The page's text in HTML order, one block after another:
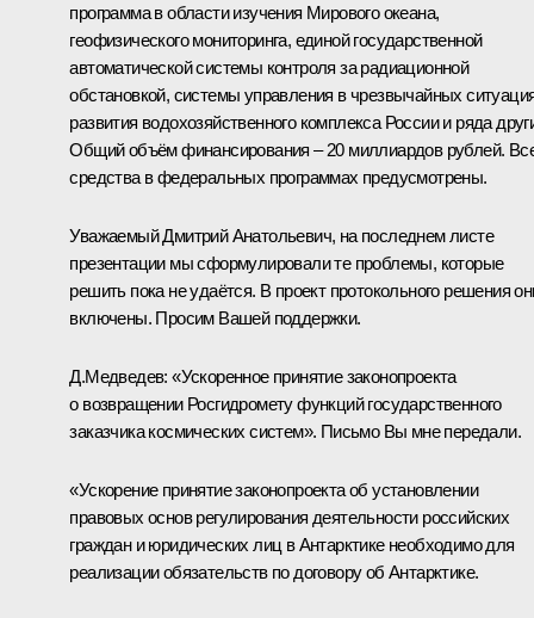
программа в области изучения Мирового океана,
геофизического мониторинга, единой государственной
автоматической системы контроля за радиационной
обстановкой, системы управления в чрезвычайных
развития водохозяйственного комплекса России и ряда
Общий объём финансирования – 20 миллиардов рублей.
средства в федеральных программах предусмотрены.
Уважаемый Дмитрий Анатольевич, на последнем листе
презентации мы сформулировали те проблемы, которые
решить пока не удаётся. В проект протокольного решения
включены. Просим Вашей поддержки.
Д.Медведев: «Ускоренное принятие законопроекта
о возвращении Росгидромету функций государственного
заказчика космических систем». Письмо Вы мне передали.
«Ускорение принятие законопроекта об установлении
правовых основ регулирования деятельности российских
граждан и юридических лиц в Антарктике необходимо для
реализации обязательств по договору об Антарктике.